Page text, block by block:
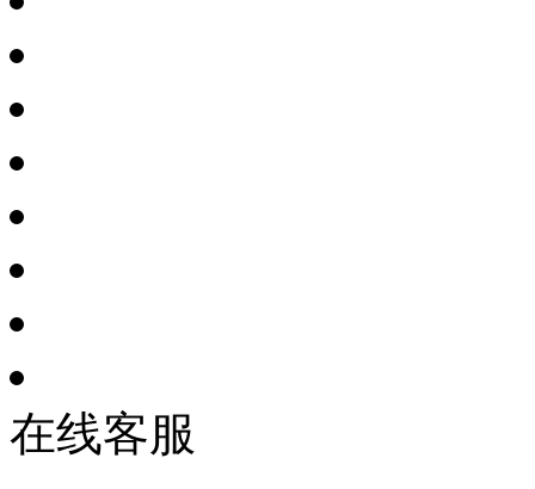
在线客服